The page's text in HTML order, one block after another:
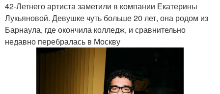
42-Летнего артиста заметили в компании Екатерины
Лукьяновой. Девушке чуть больше 20 лет, она родом из
Барнаула, где окончила колледж, и сравнительно
недавно перебралась в Москву